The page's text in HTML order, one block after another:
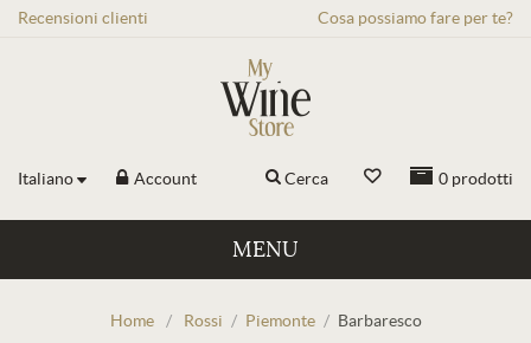
Recensioni clienti Cosa possiamo fare per te?
Italiano Account 0 prodotti
Cerca
MENU
Home / Rossi / Piemonte / Barbaresco